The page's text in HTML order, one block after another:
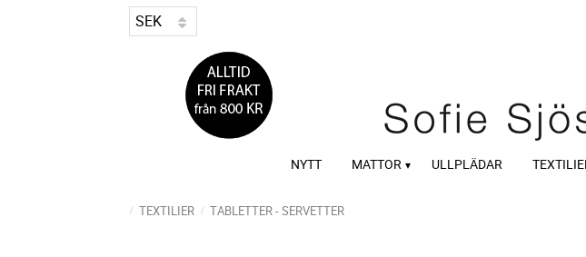
NYTT MATTOR ULLPLÄDAR
TEXTILIER TABLETTER - SERVETTER